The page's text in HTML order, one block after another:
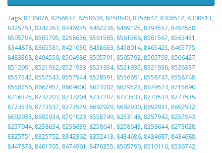
Tags: 8236076, 8258637, 8258638, 8258640, 8258642, 8308512, 8308513,
8325753, 8342363, 8446945, 8462236, 8469125, 8494557, 8494558,
8505794, 8505795, 8258636, 8561565, 8561566, 8561567, 8563451 ,
8344878, 8365581 , 8421030, 8438663, 8458014, 8465425, 8465775,
8483308, 8494550, 8504986, 8505791 , 8505792, 8505793, 8506427,
8512991 , 8521932, 8521933, 8521934, 8521935, 8521936, 8526337,
8557542, 8557543, 8557544, 8528591 , 8556691 , 8558747, 8558748,
8558756, 8667957, 8669600, 8673702, 8679523, 8679524, 8715690,
8716375, 8737203, 8737204, 8737207, 8773533, 8773534, 8773535,
8773536, 8773537, 8773539, 8692929, 8692930, 8692931 , 8692932,
8692933, 8692934, 8701023, 8558749, 8253148, 8257942, 8257943,
8257944, 8258634, 8258639, 8258641 , 8258643, 8258644, 8273628,
8325751 , 8325752, 8342362, 8352413, 8434686, 8434687, 8434688,
8447878, 8461705, 8474961 , 8476355, 8505790, 8510116, 8536742,